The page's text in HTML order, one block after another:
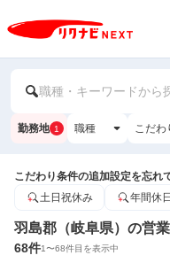
職種・キーワードから
勤務地 1 職種 こだわ
こだわり条件の追加設定を忘れ
土日祝休み
年間休
羽島郡（岐阜県）の営
68件1〜68件目を表示中